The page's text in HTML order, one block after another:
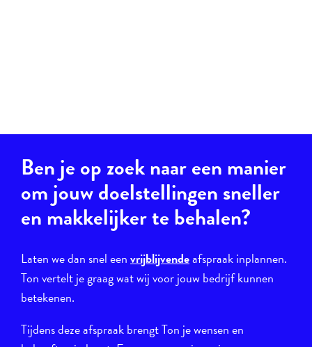
Ben je op zoek naar een manier
om jouw doelstellingen sneller
en makkelijker te behalen?
Laten we dan snel eenvrijblijvendeafspraak inplannen.
Ton vertelt je graag wat wij voor jouw bedrijf kunnen
betekenen.
Tijdens deze afspraak brengt Ton je wensen en